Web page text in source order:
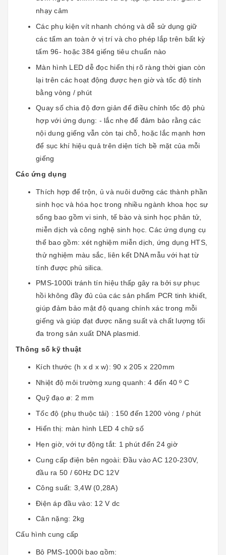
nhạy cảm
Các phụ kiện vít nhanh chóng và dễ sử dụng giữ
các tấm an toàn ở vị trí và cho phép lắp trên bất kỳ
tấm 96- hoặc 384 giếng tiêu chuẩn nào
Màn hình LED dễ đọc hiển thị rõ ràng thời gian còn
lại trên các hoạt động được hẹn giờ và tốc độ tính
bằng vòng / phút
Quay số chia độ đơn giản để điều chỉnh tốc độ phù
hợp với ứng dụng: - lắc nhẹ để đảm bảo rằng các
nội dung giếng vẫn còn tại chỗ, hoặc lắc mạnh hơn
để sục khí hiệu quả trên diện tích bề mặt của mỗi
giếng
Các ứng dụng
Thích hợp để trộn, ủ và nuôi dưỡng các thành phần
sinh học và hóa học trong nhiều ngành khoa học sự
sống bao gồm vi sinh, tế bào và sinh học phân tử,
miễn dịch và công nghệ sinh học. Các ứng dụng cụ
thể bao gồm: xét nghiệm miễn dịch, ứng dụng HTS,
thử nghiệm màu sắc, liên kết DNA mẫu với hạt từ
tính được phủ silica.
PMS-1000i tránh tín hiệu thấp gây ra bởi sự phục
hồi không đầy đủ của các sản phẩm PCR tinh khiết,
giúp đảm bảo mật độ quang chính xác trong mỗi
giếng và giúp đạt được năng suất và chất lượng tối
đa trong sản xuất DNA plasmid.
Thông số kỹ thuật
Kích thước (h x d x w): 90 x 205 x 220mm
Nhiệt độ môi trường xung quanh: 4 đến 40 º C
Quỹ đạo ø: 2 mm
Tốc độ (phụ thuộc tải) : 150 đến 1200 vòng / phút
Hiển thị: màn hình LED 4 chữ số
Hẹn giờ, với tự động tắt: 1 phút đến 24 giờ
Cung cấp điện bên ngoài: Đầu vào AC 120-230V,
đầu ra 50 / 60Hz DC 12V
Công suất: 3,4W (0,28A)
Điện áp đầu vào: 12 V dc
Cân nặng: 2kg
Cấu hình cung cấp
Bộ PMS-1000i bao gồm: